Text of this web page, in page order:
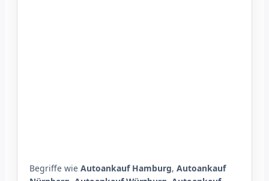
Begriffe wie Autoankauf Hamburg, Autoankauf